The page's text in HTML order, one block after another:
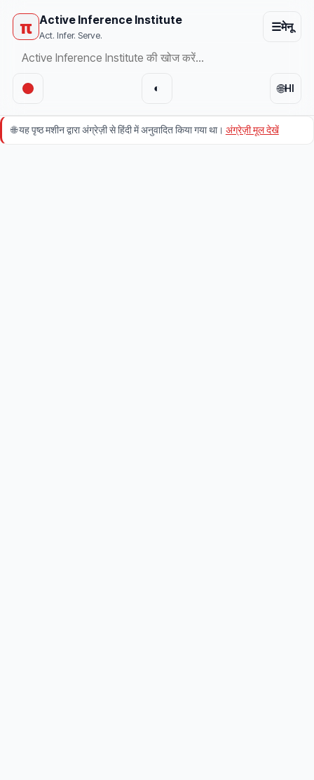
π Active Inference Institute
Act. Infer. Serve.
☰मेनू
🌐HI
◐
🌐यह पृष्ठ मशीन द्वारा अंग्रेज़ी से हिंदी में अनुवादित किया गया था। अंग्रेज़ी मूल देखें